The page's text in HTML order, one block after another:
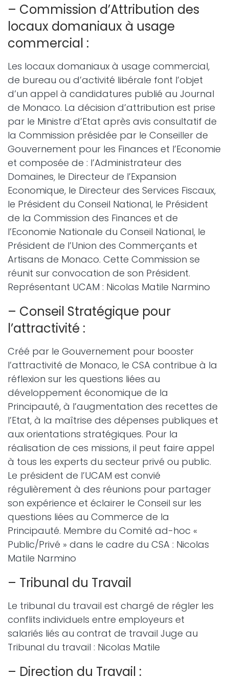
– Commission d’Attribution des
locaux domaniaux à usage
commercial :
Les locaux domaniaux à usage commercial,
de bureau ou d’activité libérale font l’objet
d’un appel à candidatures publié au Journal
de Monaco. La décision d’attribution est prise
par le Ministre d’Etat après avis consultatif de
la Commission présidée par le Conseiller de
Gouvernement pour les Finances et l’Economie
et composée de : l’Administrateur des
Domaines, le Directeur de l’Expansion
Economique, le Directeur des Services Fiscaux,
le Président du Conseil National, le Président
de la Commission des Finances et de
l’Economie Nationale du Conseil National, le
Président de l’Union des Commerçants et
Artisans de Monaco. Cette Commission se
réunit sur convocation de son Président.
Représentant UCAM : Nicolas Matile Narmino
– Conseil Stratégique pour
l’attractivité :
Créé par le Gouvernement pour booster
l’attractivité de Monaco, le CSA contribue à la
réflexion sur les questions liées au
développement économique de la
Principauté, à l’augmentation des recettes de
l’Etat, à la maîtrise des dépenses publiques et
aux orientations stratégiques. Pour la
réalisation de ces missions, il peut faire appel
à tous les experts du secteur privé ou public.
Le président de l’UCAM est convié
régulièrement à des réunions pour partager
son expérience et éclairer le Conseil sur les
questions liées au Commerce de la
Principauté. Membre du Comité ad-hoc «
Public/Privé » dans le cadre du CSA : Nicolas
Matile Narmino
– Tribunal du Travail
Le tribunal du travail est chargé de régler les
conflits individuels entre employeurs et
salariés liés au contrat de travail Juge au
Tribunal du travail : Nicolas Matile
– Direction du Travail :